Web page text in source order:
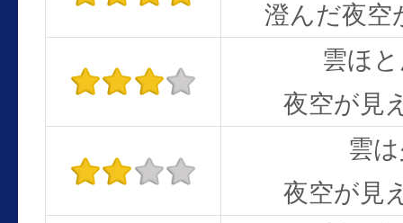
澄んだ夜空
雲ほ
夜空が見
雲
夜空が見